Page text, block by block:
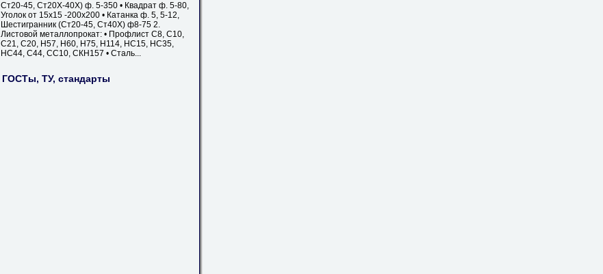
Ст20-45, Ст20Х-40Х) ф. 5-350 • Квадрат ф. 5-80,
Уголок от 15х15 -200х200 • Катанка ф. 5, 5-12,
Шестигранник (Ст20-45, Ст40Х) ф8-75 2.
Листовой металлопрокат: • Профлист С8, С10,
С21, С20, Н57, Н60, Н75, Н114, НС15, НС35,
НС44, С44, СС10, СКН157 • Сталь...
ГОСТы, ТУ, стандарты